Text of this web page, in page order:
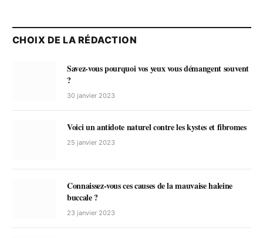
CHOIX DE LA RÉDACTION
Savez-vous pourquoi vos yeux vous démangent souvent
?
30 janvier 2023
Voici un antidote naturel contre les kystes et fibromes
25 janvier 2023
Connaissez-vous ces causes de la mauvaise haleine
buccale ?
23 janvier 2023